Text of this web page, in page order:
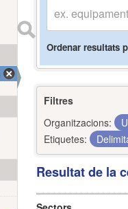
Ordenar resultats
Filtres
Organitzacions:
Etiquetes:
Resultat de la